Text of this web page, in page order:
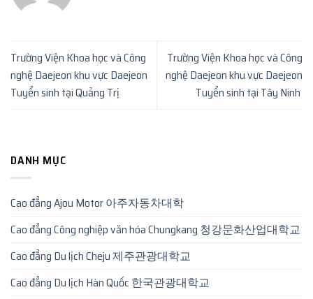
Trường Viện Khoa học và Công
nghệ Daejeon khu vực Daejeon
Tuyển sinh tại Quảng Trị
Trường Viện Khoa học và Công
nghệ Daejeon khu vực Daejeon
Tuyển sinh tại Tây Ninh
DANH MỤC
Cao đẳng Ajou Motor 아주자동차대학
Cao đẳng Công nghiệp văn hóa Chungkang 청강문화산업대학교
Cao đẳng Du lịch Cheju 제주관광대학교
Cao đẳng Du lịch Hàn Quốc 한국관광대학교